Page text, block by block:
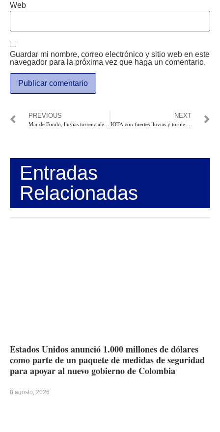
Web
Guardar mi nombre, correo electrónico y sitio web en este
navegador para la próxima vez que haga un comentario.
PREVIOUS
Mar de Fondo, lluvias torrenciales por onda tropical siguen afectando a Cartagena
NEXT
IOTA con fuertes lluvias y tormentas eléctricas, azota el Caribe, más pronósticos para este fin de semana en que pasaría a ser un huracán
Entradas
Relacionadas
Estados Unidos anunció 1.000 millones de dólares
como parte de un paquete de medidas de seguridad
para apoyar al nuevo gobierno de Colombia
8 agosto, 2026